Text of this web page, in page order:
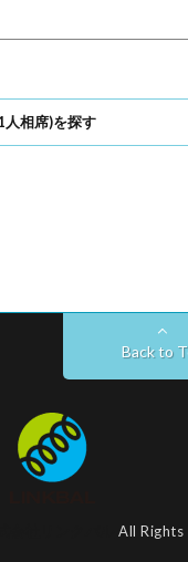
人相席)を探す
Back to
All Rights